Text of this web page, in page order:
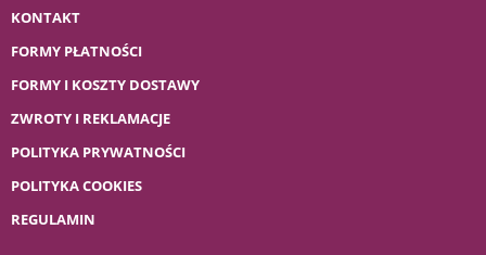
KONTAKT
FORMY PŁATNOŚCI
FORMY I KOSZTY DOSTAWY
ZWROTY I REKLAMACJE
POLITYKA PRYWATNOŚCI
POLITYKA COOKIES
REGULAMIN